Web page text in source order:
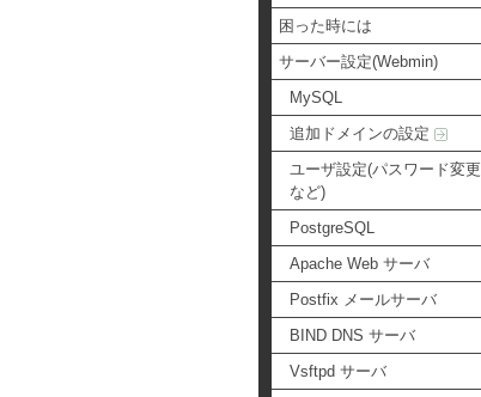
困った時には
サーバー設定(Webmin)
MySQL
追加ドメインの設定
ユーザ設定(パスワード変更
など)
PostgreSQL
Apache Web サーバ
Postfix メールサーバ
BIND DNS サーバ
Vsftpd サーバ